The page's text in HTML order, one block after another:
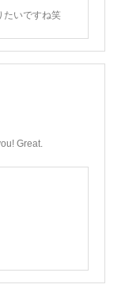
たいですね笑
Great.